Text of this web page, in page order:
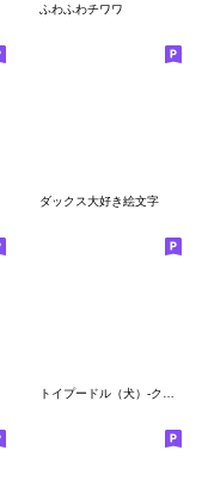
ふわふわチワワ
ダックス大好き絵文字
トイプードル（犬）-クリーム